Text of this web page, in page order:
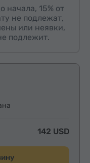
начала, 15% от
не подлежат,
или неявки,
подлежит.
142 USD